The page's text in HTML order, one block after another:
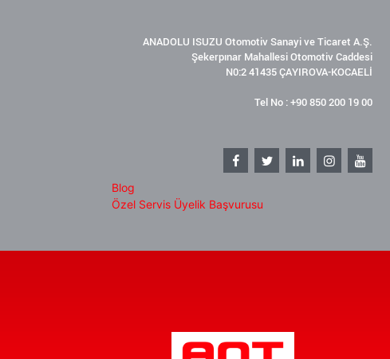
ANADOLU ISUZU Otomotiv Sanayi ve Ticaret A.Ş.
Şekerpınar Mahallesi Otomotiv Caddesi
N0:2 41435 ÇAYIROVA-KOCAELİ
Tel No : +90 850 200 19 00
Blog
Özel Servis Üyelik Başvurusu